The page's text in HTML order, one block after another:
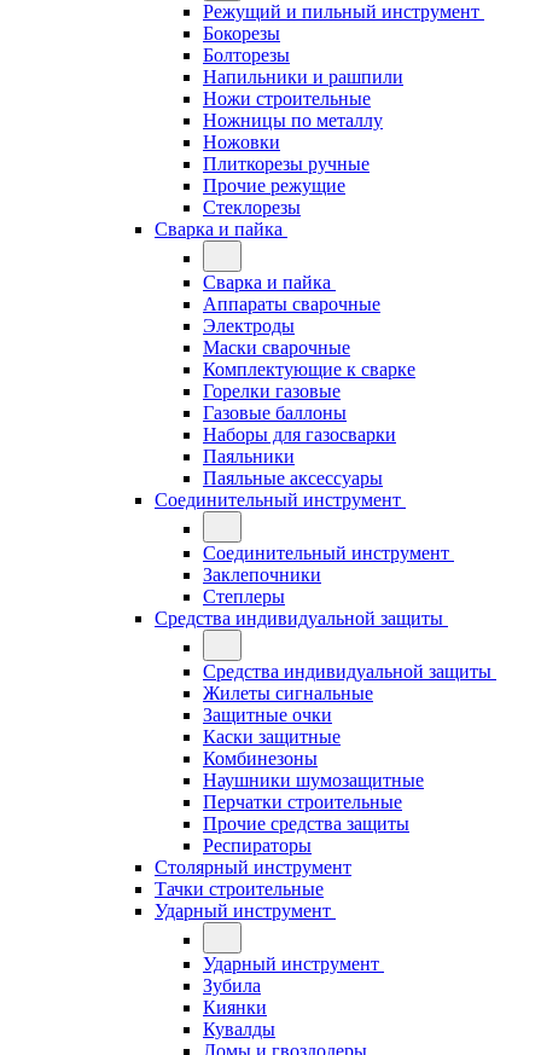
Режущий и пильный инструмент
Бокорезы
Болторезы
Напильники и рашпили
Ножи строительные
Ножницы по металлу
Ножовки
Плиткорезы ручные
Прочие режущие
Стеклорезы
Сварка и пайка
Сварка и пайка
Аппараты сварочные
Электроды
Маски сварочные
Комплектующие к сварке
Горелки газовые
Газовые баллоны
Наборы для газосварки
Паяльники
Паяльные аксессуары
Соединительный инструмент
Соединительный инструмент
Заклепочники
Степлеры
Средства индивидуальной защиты
Средства индивидуальной защиты
Жилеты сигнальные
Защитные очки
Каски защитные
Комбинезоны
Наушники шумозащитные
Перчатки строительные
Прочие средства защиты
Респираторы
Столярный инструмент
Тачки строительные
Ударный инструмент
Ударный инструмент
Зубила
Киянки
Кувалды
Ломы и гвоздодеры